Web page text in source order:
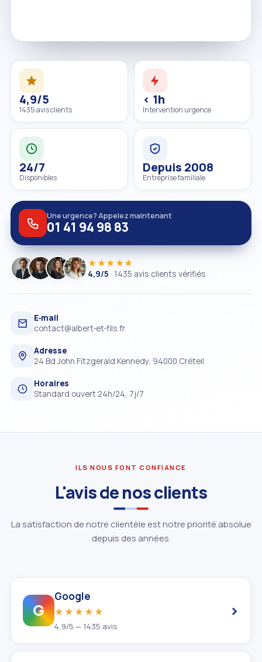
4,9/5
1435 avis clients
< 1h
Intervention urgence
24/7
Disponibles
Depuis 2008
Entreprise familiale
Une urgence? Appelez maintenant
01 41 94 98 83
★★★★★
4,9/5 · 1435 avis clients vérifiés
E‑mail
contact@albert‑et‑fils.fr
Adresse
24 Bd John Fitzgerald Kennedy, 94000 Créteil
Horaires
Standard ouvert 24h/24, 7j/7
ILS NOUS FONT CONFIANCE
L'avis de nos clients
La satisfaction de notre clientèle est notre priorité absolue
depuis des années.
G
Google
★★★★★
4,9/5 — 1435 avis
›